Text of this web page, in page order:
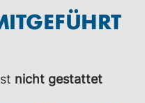
nicht gestattet